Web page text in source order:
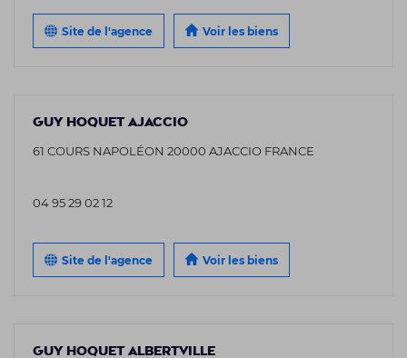
Site de l'agence Voir les biens
GUY HOQUET AJACCIO
61 COURS NAPOLÉON 20000 AJACCIO FRANCE
04 95 29 02 12
Site de l'agence Voir les biens
GUY HOQUET ALBERTVILLE